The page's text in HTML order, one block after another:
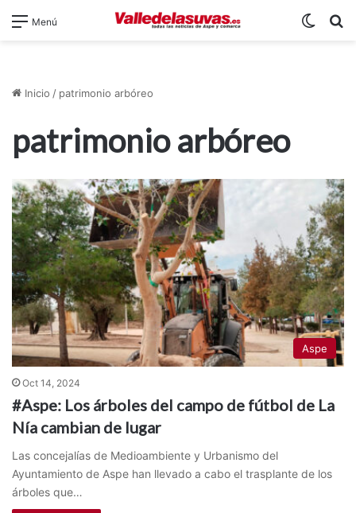
Menú
Inicio / patrimonio arbóreo
patrimonio arbóreo
Aspe
Oct 14, 2024
#Aspe: Los árboles del campo de fútbol de La
Nía cambian de lugar
Las concejalías de Medioambiente y Urbanismo del
Ayuntamiento de Aspe han llevado a cabo el trasplante de los
árboles que…